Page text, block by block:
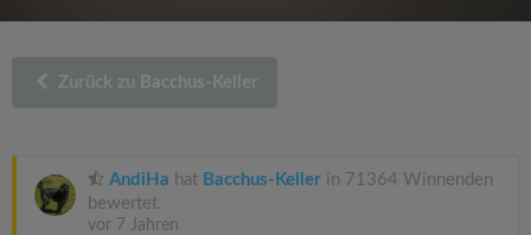
Zurück zu Bacchus-Keller
AndiHa hat Bacchus-Keller in 71364 Winnenden
bewertet.
vor 7 Jahren